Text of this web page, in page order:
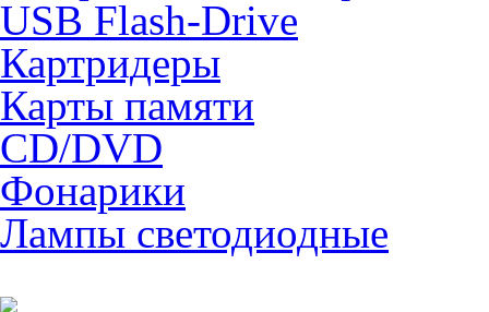
USB Flash-Drive
Картридеры
Карты памяти
CD/DVD
Фонарики
Лампы светодиодные